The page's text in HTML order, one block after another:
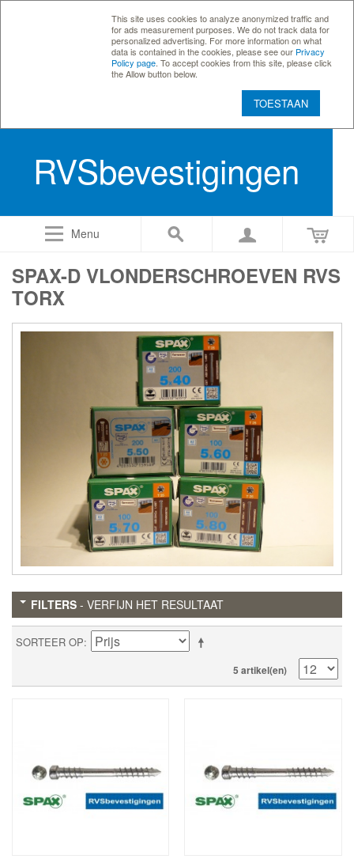
This site uses cookies to analyze anonymized traffic and
for ads measurement purposes. We do not track data for
personalized advertising. For more information on what
data is contained in the cookies, please see our Privacy
Policy page . To accept cookies from this site, please click
the Allow button below.
TOESTAAN
RVSbevestigingen
Menu
SPAX-D VLONDERSCHROEVEN RVS
TORX
FILTERS - VERFIJN HET RESULTAAT
SORTEER OP
5 artikel(en)